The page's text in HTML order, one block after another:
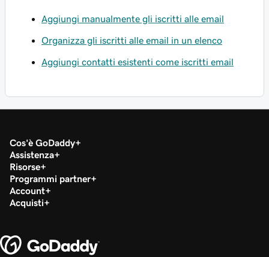
Aggiungi manualmente gli iscritti alle email
Organizza gli iscritti alle email in un elenco
Aggiungi contatti esistenti come iscritti email
Cos'è GoDaddy
Assistenza
Risorse
Programmi partner
Account
Acquisti